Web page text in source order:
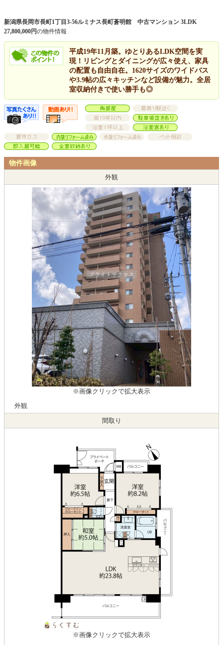
新潟県長岡市長町1丁目3-56ルミナス長町蒼明館 中古マンション 3LDK
27,800,000円の物件情報
平成19年11月築。ゆとりあるLDK空間を実
現！リビングとダイニングが広々使え、家具
の配置も自由自在。1620サイズのワイドバス
や3.9帖の広々キッチンなど設備が魅力。全居
室収納付きで使い勝手も◎
物件画像
外観
間取り
※画像クリックで拡大表示
外観
※画像クリックで拡大表示